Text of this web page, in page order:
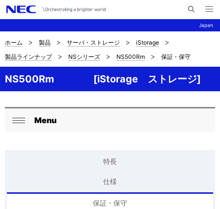
Japan
イ
メ
ニ
ュ
ナ
ビ
ゲ
ー
シ
サ
イ
ト
の
置
ホーム 製品 サーバ・ストレージ
iStorage
製品ラインナップ
NSシリーズ NS500Rm 保証・保守
NS500Rm [iStorage ストレージ]
ロ
ナ
Menu
特長
仕様
保証・保守